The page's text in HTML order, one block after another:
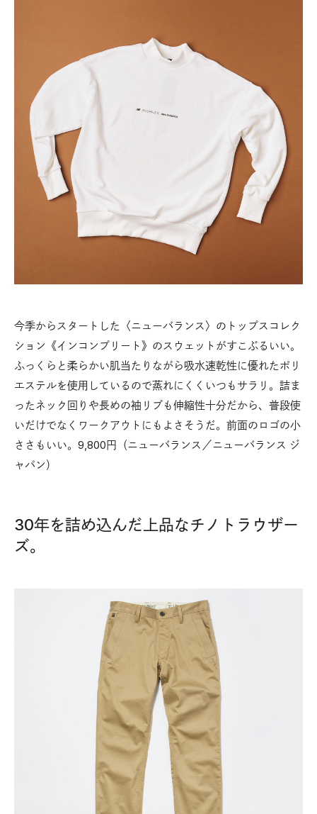
今季からスタートした〈ニューバランス〉のトップスコレク
ション《インコンプリート》のスウェットがすこぶるいい。
ふっくらと柔らかい肌当たりながら吸水速乾性に優れたポリ
エステルを使用しているので蒸れにくくいつもサラリ。詰ま
ったネック回りや長めの袖リブも伸縮性十分だから、普段使
いだけでなくワークアウトにもよさそうだ。前面のロゴの小
ささもいい。9,800円（ニューバランス／ニューバランス ジ
ャパン）
30年を詰め込んだ上品なチノトラウザー
ズ。